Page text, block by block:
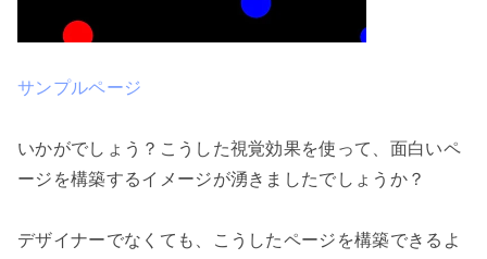
サンプルページ
いかがでしょう？こうした視覚効果を使って、面白いペ
ージを構築するイメージが湧きましたでしょうか？
デザイナーでなくても、こうしたページを構築できるよ